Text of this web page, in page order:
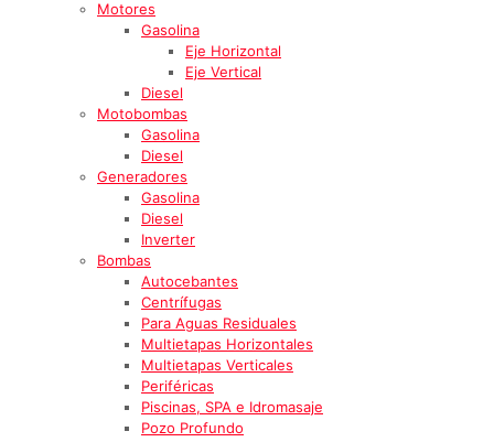
Motores
Gasolina
Eje Horizontal
Eje Vertical
Diesel
Motobombas
Gasolina
Diesel
Generadores
Gasolina
Diesel
Inverter
Bombas
Autocebantes
Centrífugas
Para Aguas Residuales
Multietapas Horizontales
Multietapas Verticales
Periféricas
Piscinas, SPA e Idromasaje
Pozo Profundo